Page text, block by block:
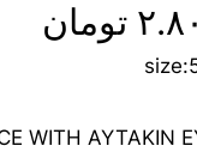
تومان
WITH AYTAKIN